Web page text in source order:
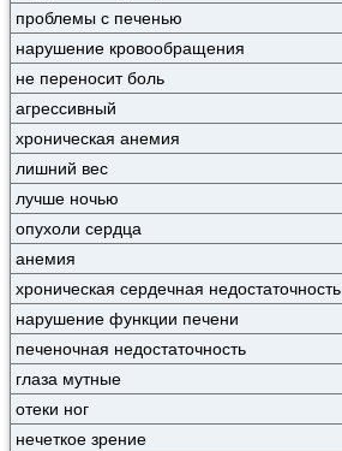
проблемы с печенью
нарушение кровообращения
не переносит боль
агрессивный
хроническая анемия
лишний вес
лучше ночью
опухоли сердца
анемия
хроническая сердечная недостаточность
нарушение функции печени
печеночная недостаточность
глаза мутные
отеки ног
нечеткое зрение